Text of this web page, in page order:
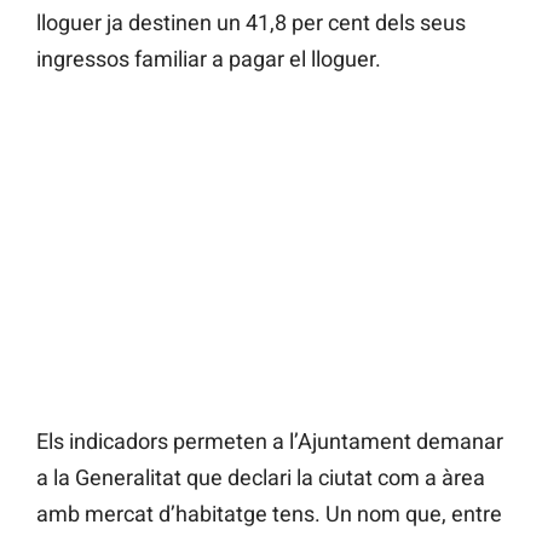
lloguer ja destinen un 41,8 per cent dels seus
ingressos familiar a pagar el lloguer.
Els indicadors permeten a l’Ajuntament demanar
a la Generalitat que declari la ciutat com a àrea
amb mercat d’habitatge tens. Un nom que, entre